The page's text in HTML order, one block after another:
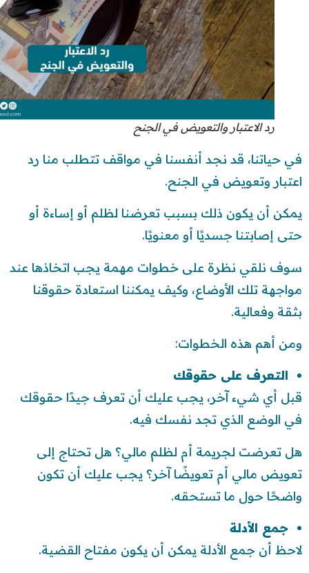
رد الاعتبار والتعويض في الجنح
في حياتنا، قد نجد أنفسنا في مواقف تتطلب منا رد
اعتبار وتعويض في الجنح.
يمكن أن يكون ذلك بسبب تعرضنا لظلم أو إساءة أو
حتى إصابتنا جسديًا أو معنويًا.
سوف نلقي نظرة على خطوات مهمة يجب اتخاذها عند
مواجهة تلك الأوضاع، وكيف يمكننا استعادة حقوقنا
بثقة وفعالية.
ومن أهم هذه الخطوات:
التعرف على حقوقك
قبل أي شيء آخر، يجب عليك أن تعرف جيدًا حقوقك
في الوضع الذي تجد نفسك فيه.
هل تعرضت لجريمة أم لظلم مالي؟ هل تحتاج إلى
تعويض مالي أم تعويضًا آخر؟ يجب عليك أن تكون
واضحًا حول ما تستحقه.
جمع الأدلة
لاحظ أن جمع الأدلة يمكن أن يكون مفتاح القضية.